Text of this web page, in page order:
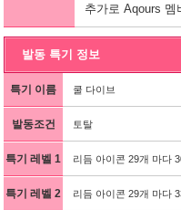
추가로 Aqours
발동 특기 정보
특기 이름 쿨 다이브
발동조건 토탈
특기 레벨 1 리듬 아이콘 29개 마다
특기 레벨 2 리듬 아이콘 29개 마다